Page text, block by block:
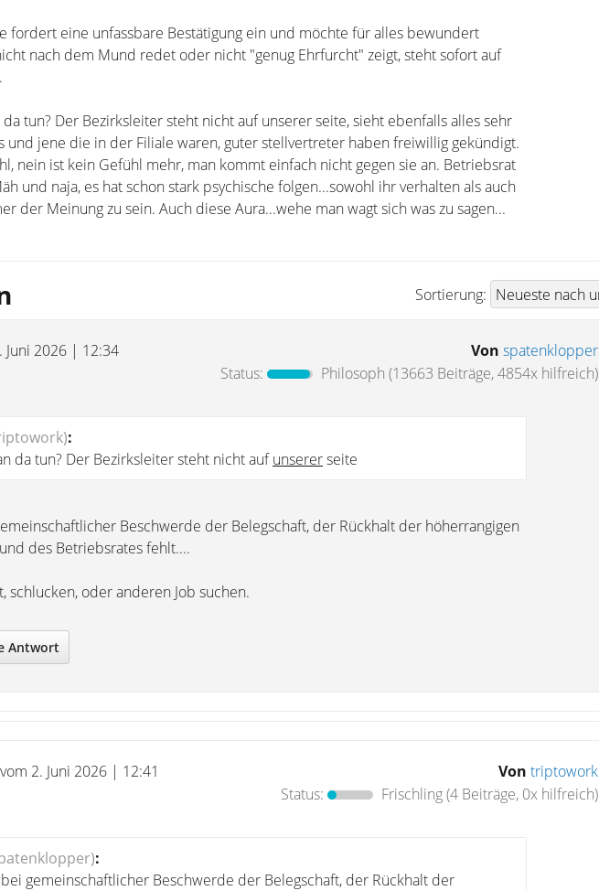
fordert eine unfassbare Bestätigung ein und möchte für alles bewundert
nach dem Mund redet oder nicht "genug Ehrfurcht" zeigt, steht sofort auf
da tun? Der Bezirksleiter steht nicht auf unserer seite, sieht ebenfalls alles sehr
und jene die in der Filiale waren, guter stellvertreter haben freiwillig gekündigt.
nein ist kein Gefühl mehr, man kommt einfach nicht gegen sie an. Betriebsrat
und naja, es hat schon stark psychische folgen...sowohl ihr verhalten als auch
der Meinung zu sein. Auch diese Aura...wehe man wagt sich was zu sagen...
Sortierung:
Juni 2026 | 12:34 Von spatenklopper
Status:
Philosoph (13663 Beiträge, 4854x hilfreich)
:
da tun? Der Bezirksleiter steht nicht aufunsererseite
Beschwerde der Belegschaft, der Rückhalt der höherrangigen
des Betriebsrates fehlt....
schlucken, oder anderen Job suchen.
Antwort
vom 2. Juni 2026 | 12:41 Von triptowork
Status:
Frischling(4 Beiträge, 0x hilfreich)
:
gemeinschaftlicher Beschwerde der Belegschaft, der Rückhalt der